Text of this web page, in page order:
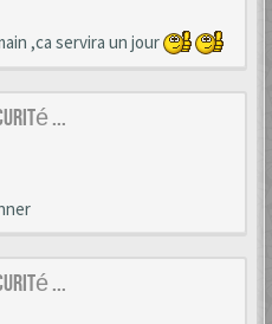
,ca servira un jour
...
...